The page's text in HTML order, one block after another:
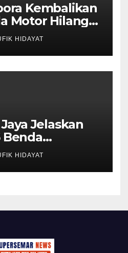
Kembalikan
Motor Hilang
Wujud Nyata
Polri
HIDAYAT
Jelaskan
di
HIDAYAT